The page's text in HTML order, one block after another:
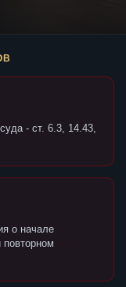
- ст. 6.3, 14.43,
о начале